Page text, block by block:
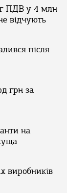
ПДВ у 4 млн
відчують
після
грн за
на
виробників